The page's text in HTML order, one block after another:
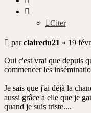
Citer
Message
non
lu
parclairedu21 » 19
Oui c'est vrai que depuis
commencer les
Je sais que j'ai déjà la
aussi grâce a elle que je
quand je suis triste....